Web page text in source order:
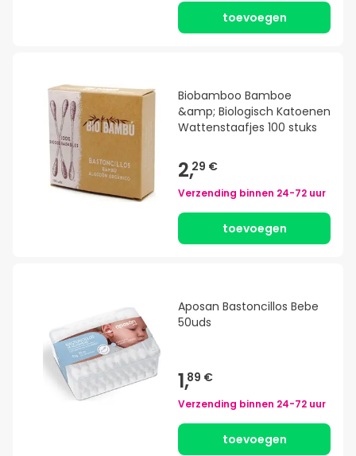
toevoegen
Biobamboo Bamboe
&amp; Biologisch Katoenen
Wattenstaafjes 100 stuks
2,29 €
Verzending binnen 24-72 uur
toevoegen
Aposan Bastoncillos Bebe
50uds
1,89 €
Verzending binnen 24-72 uur
toevoegen